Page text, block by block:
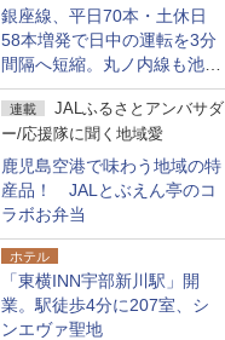
銀座線、平日70本・土休日
58本増発で日中の運転を3分
間隔へ短縮。丸ノ内線も池袋
～中野坂上を4分間隔に
連載
JALふるさとアンバサダ
ー/応援隊に聞く地域愛
鹿児島空港で味わう地域の特
産品！ JALとぶえん亭のコ
ラボお弁当
ホテル
「東横INN宇部新川駅」開
業。駅徒歩4分に207室、シ
ンエヴァ聖地